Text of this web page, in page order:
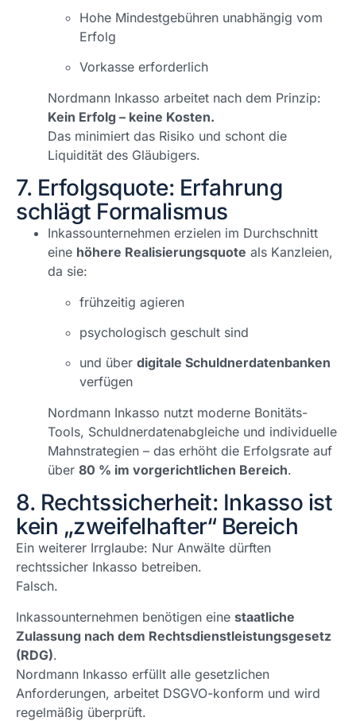
Hohe Mindestgebühren unabhängig vom
Erfolg
Vorkasse erforderlich
Nordmann Inkasso arbeitet nach dem Prinzip:
Kein Erfolg – keine Kosten.
Das minimiert das Risiko und schont die
Liquidität des Gläubigers.
7. Erfolgsquote: Erfahrung
schlägt Formalismus
Inkassounternehmen erzielen im Durchschnitt
eine höhere Realisierungsquote als Kanzleien,
da sie:
frühzeitig agieren
psychologisch geschult sind
und über digitale Schuldnerdatenbanken
verfügen
Nordmann Inkasso nutzt moderne Bonitäts-
Tools, Schuldnerdatenabgleiche und individuelle
Mahnstrategien – das erhöht die Erfolgsrate auf
über 80 % im vorgerichtlichen Bereich.
8. Rechtssicherheit: Inkasso ist
kein „zweifelhafter“ Bereich
Ein weiterer Irrglaube: Nur Anwälte dürften
rechtssicher Inkasso betreiben.
Falsch.
Inkassounternehmen benötigen eine staatliche
Zulassung nach dem Rechtsdienstleistungsgesetz
(RDG).
Nordmann Inkasso erfüllt alle gesetzlichen
Anforderungen, arbeitet DSGVO-konform und wird
regelmäßig überprüft.